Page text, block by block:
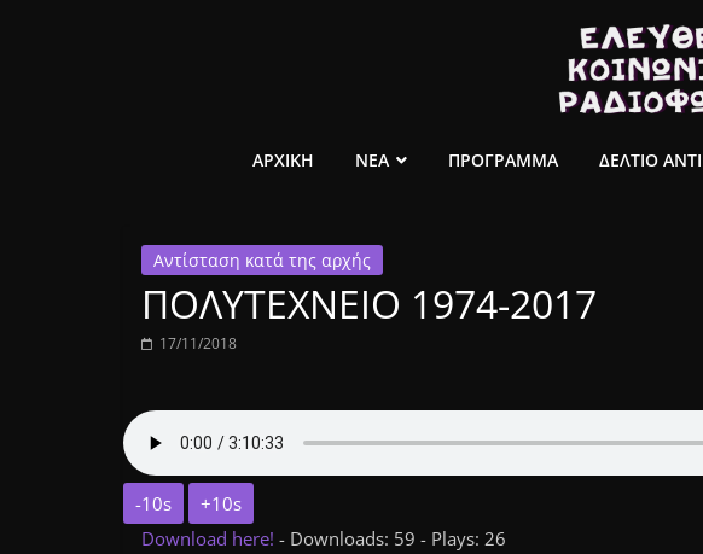
ελεύθερο
κοινωνικό
ραδιόφωνο
1431AM
ΑΡΧΙΚΗ ΝΕΑ ΠΡΟΓΡΑΜΜΑ ΔΕΛΤΙΟ
Αντίσταση κατά της αρχής
ΠΟΛΥΤΕΧΝΕΙΟ 1974-2017
17/11/2018
-10s
+10s
Download here! - Downloads: 59 - Plays: 26